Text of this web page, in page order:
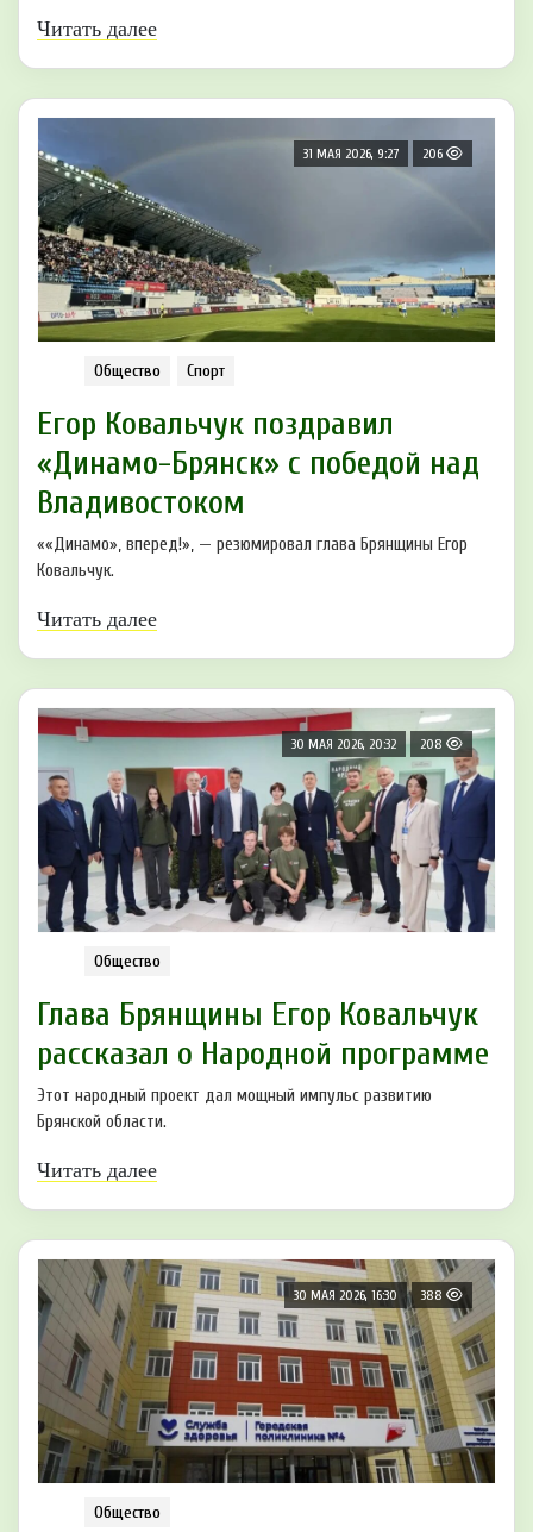
Читать далее
31 МАЯ 2026, 9:27 206
Общество Спорт
Егор Ковальчук поздравил
«Динамо-Брянск» с победой над
Владивостоком
««Динамо», вперед!», — резюмировал глава Брянщины Егор
Ковальчук.
Читать далее
30 МАЯ 2026, 20:32 208
Общество
Глава Брянщины Егор Ковальчук
рассказал о Народной программе
Этот народный проект дал мощный импульс развитию
Брянской области.
Читать далее
30 МАЯ 2026, 16:30 388
Общество